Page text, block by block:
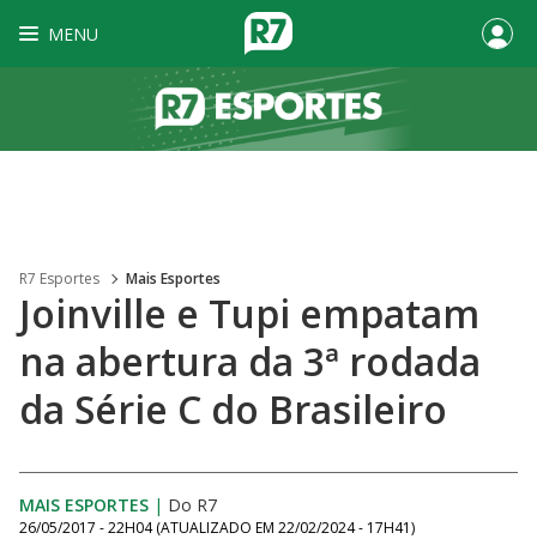
MENU
R7 Esportes Mais Esportes
Joinville e Tupi empatam
na abertura da 3ª rodada
da Série C do Brasileiro
MAIS ESPORTES | Do R7
26/05/2017 - 22H04 (ATUALIZADO EM 22/02/2024 - 17H41)